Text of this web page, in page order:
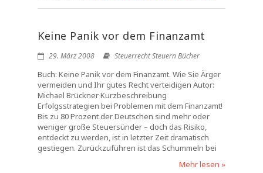
Keine Panik vor dem Finanzamt
29. März 2008 Steuerrecht Steuern Bücher
Buch: Keine Panik vor dem Finanzamt. Wie Sie Ärger
vermeiden und Ihr gutes Recht verteidigen Autor:
Michael Brückner Kurzbeschreibung
Erfolgsstrategien bei Problemen mit dem Finanzamt!
Bis zu 80 Prozent der Deutschen sind mehr oder
weniger große Steuersünder – doch das Risiko,
entdeckt zu werden, ist in letzter Zeit dramatisch
gestiegen. Zurückzuführen ist das Schummeln bei
Mehr lesen »